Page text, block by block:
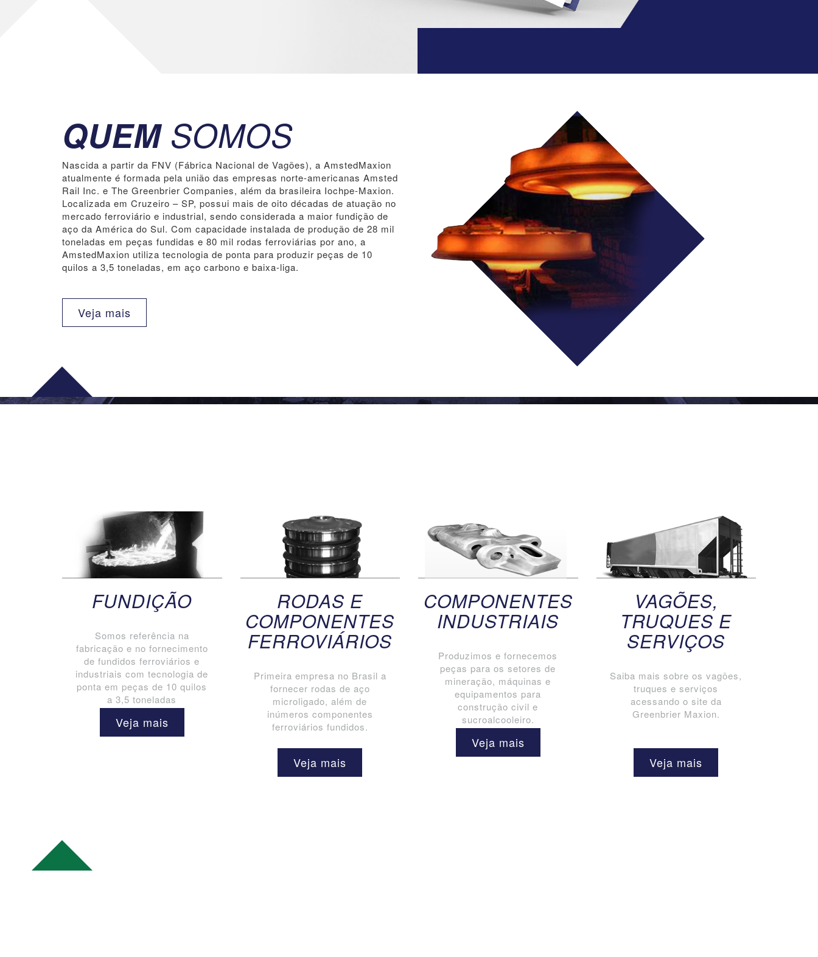
QUEMSOMOS
Nascida a partir da FNV (Fábrica Nacional de Vagões), a AmstedMaxion
atualmente é formada pela união das empresas norte-americanas Amsted
Rail Inc. e The Greenbrier Companies, além da brasileira Iochpe-Maxion.
Localizada em Cruzeiro – SP, possui mais de oito décadas de atuação no
mercado ferroviário e industrial, sendo considerada a maior fundição de
aço da América do Sul. Com capacidade instalada de produção de 28 mil
toneladas em peças fundidas e 80 mil rodas ferroviárias por ano, a
AmstedMaxion utiliza tecnologia de ponta para produzir peças de 10
quilos a 3,5 toneladas, em aço carbono e baixa-liga.
Veja mais
FUNDIÇÃO
Somos referência na
fabricação e no fornecimento
de fundidos ferroviários e
industriais com tecnologia de
ponta em peças de 10 quilos
a 3,5 toneladas
Veja mais
RODAS E
COMPONENTES
FERROVIÁRIOS
Primeira empresa no Brasil a
fornecer rodas de aço
microligado, além de
inúmeros componentes
ferroviários fundidos.
Veja mais
COMPONENTES
INDUSTRIAIS
Produzimos e fornecemos
peças para os setores de
mineração, máquinas e
equipamentos para
construção civil e
sucroalcooleiro.
Veja mais
VAGÕES,
TRUQUES E
SERVIÇOS
Saiba mais sobre os vagões,
truques e serviços
acessando o site da
Greenbrier Maxion.
Veja mais